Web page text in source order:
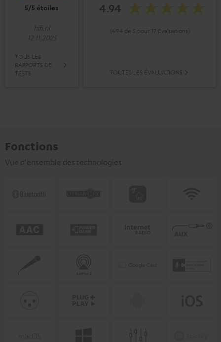
5/5 étoiles
hifi.nl
12.11.2025
TOUS LES
RAPPORTS DE
TESTS
4.94
(4.94 de 5 pour 17 Evaluations)
TOUTES LES ÉVALUATIONS
Fonctions
Vue d'ensemble des technologies